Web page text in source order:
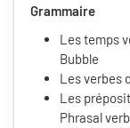
Grammaire
Les temps
Bubble
Les verbes
Les
Phrasal